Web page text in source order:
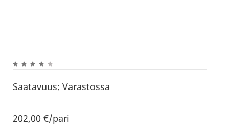
Saatavuus: Varastossa
202,00€/pari